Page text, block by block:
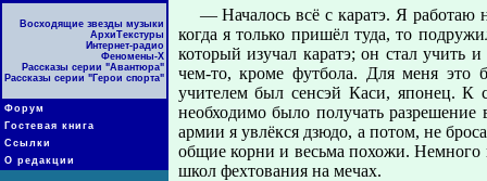
Восходящие звезды музыки
АрхиТекстуры
Интернет-радио
Феномены-Х
Рассказы серии "Авантюра"
Рассказы серии "Герои спорта"
Форум
Гостевая книга
Ссылки
О редакции
— Началось всё с каратэ. Я работаю
когда я только пришёл туда, то
который изучал каратэ; он стал учить
чем-то, кроме футбола. Для меня это
учителем был сенсэй Каси, японец. К
необходимо было получать
армии я увлёкся дзюдо, а потом, не
общие корни и весьма похожи.
школ фехтования на мечах.